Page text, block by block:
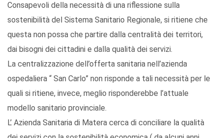
Consapevoli della necessità di una riflessione sulla
sostenibilità del Sistema Sanitario Regionale, si ritiene che
questa non possa che partire dalla centralità dei territori,
dai bisogni dei cittadini e dalla qualità dei servizi.
La centralizzazione dell’offerta sanitaria nell’azienda
ospedaliera “ San Carlo” non risponde a tali necessità per le
quali si ritiene, invece, meglio risponderebbe l’attuale
modello sanitario provinciale.
L’ Azienda Sanitaria di Matera cerca di conciliare la qualità